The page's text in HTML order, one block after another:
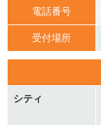
電話番号
受付場所
シティ